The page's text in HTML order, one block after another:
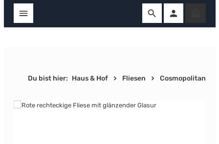
Du bist hier: Haus & Hof Fliesen Cosmopolitan
Bildergalerie überspringen